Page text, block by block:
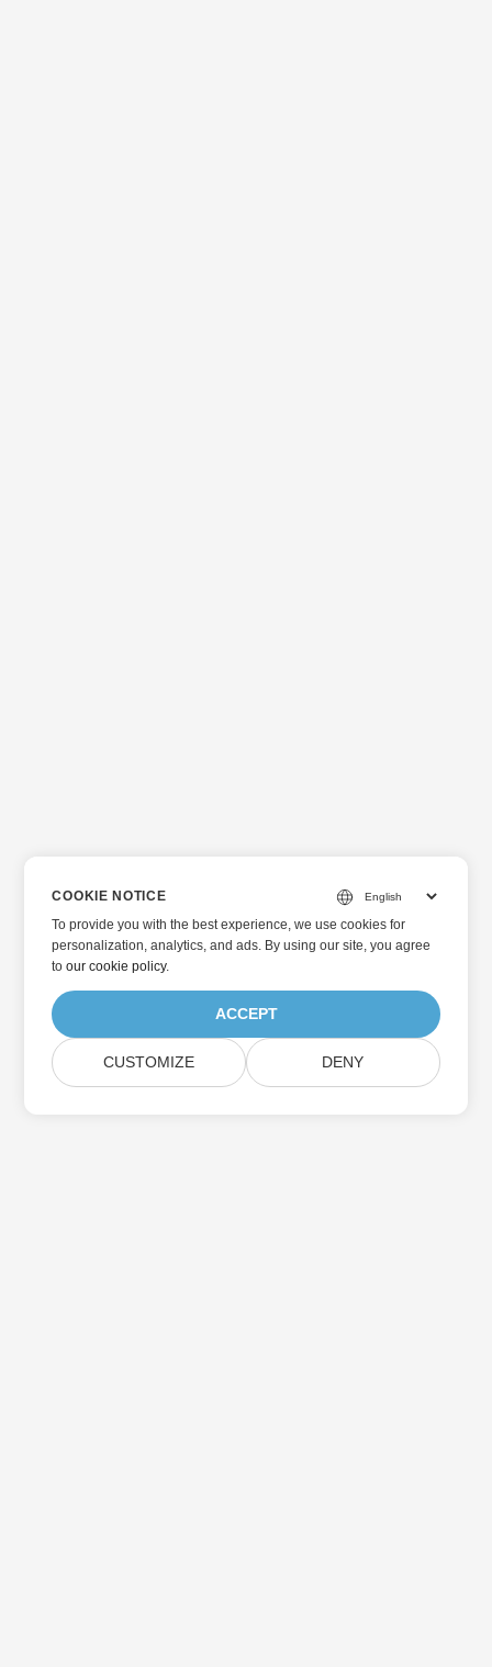
COOKIE NOTICE
To provide you with the best experience, we use cookies for
personalization, analytics, and ads. By using our site, you agree
toour cookie policy.
ACCEPT
CUSTOMIZE DENY